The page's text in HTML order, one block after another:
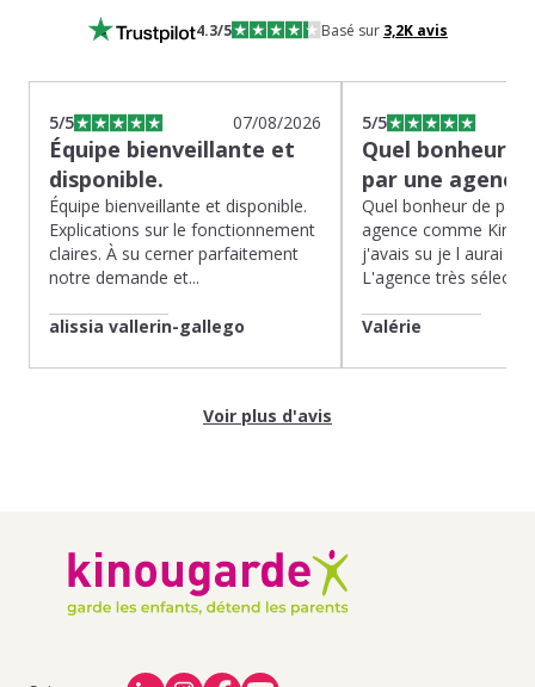
4.3/5 Basé sur 3,2Kavis
5/5 07/08/2026
Équipe bienveillante et
disponible.
Équipe bienveillante et disponible.
Explications sur le fonctionnement
claires. À su cerner parfaitement
notre demande et...
alissia vallerin-gallego
5/5
Quel bonheur
par une
Quel bonheur de
agence comme
j'avais su je l aurai
L'agence très
Valérie
Voir plus d'avis